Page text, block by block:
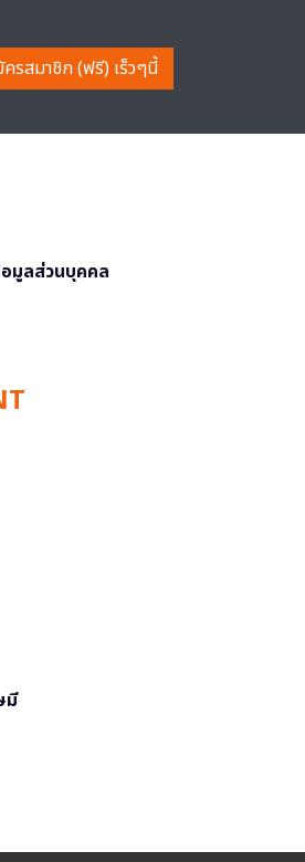
รสมาชิก (ฟรี) เร็วๆนี้
มูลส่วนบุคคล
มี